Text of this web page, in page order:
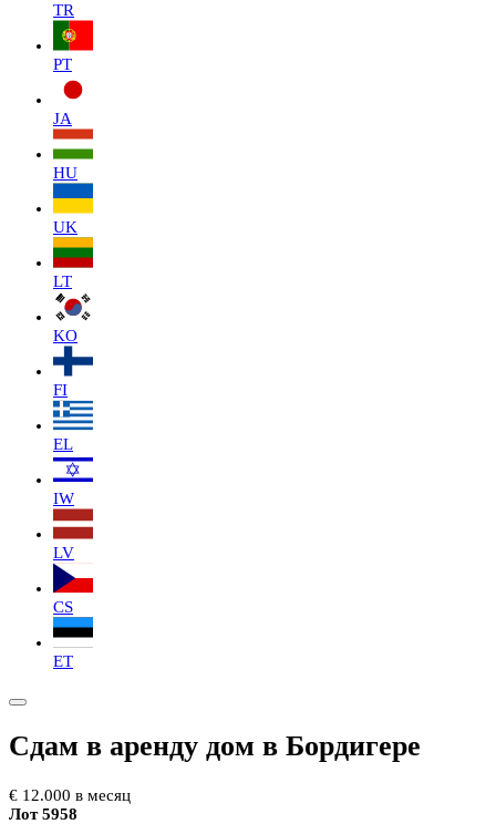
TR
PT
JA
HU
UK
LT
KO
FI
EL
IW
LV
CS
ET
Сдам в аренду дом в Бордигере
€ 12.000 в месяц
Лот 5958